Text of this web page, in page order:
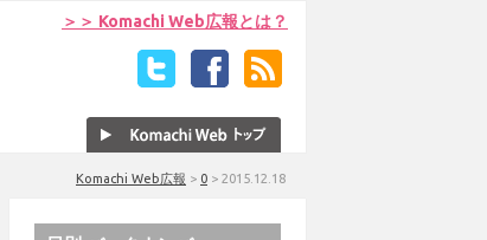
＞＞ Komachi Web広報とは？
Komachi Web広報 > 0 > 2015.12.18